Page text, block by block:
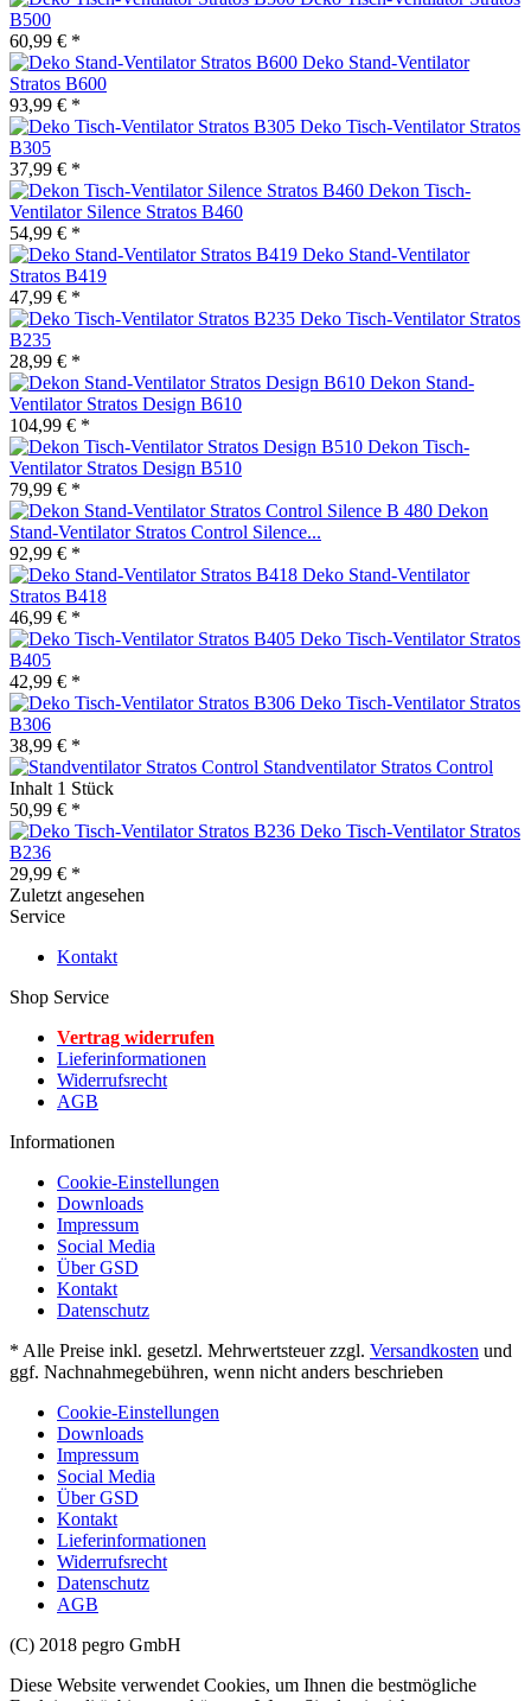
B500
60,99 € *
Deko Stand-Ventilator
Stratos B600
93,99 € *
Deko Tisch-Ventilator Stratos
B305
37,99 € *
Dekon Tisch-
Ventilator Silence Stratos B460
54,99 € *
Deko Stand-Ventilator
Stratos B419
47,99 € *
Deko Tisch-Ventilator Stratos
B235
28,99 € *
Dekon Stand-
Ventilator Stratos Design B610
104,99 € *
Dekon Tisch-
Ventilator Stratos Design B510
79,99 € *
Dekon
Stand-Ventilator Stratos Control Silence...
92,99 € *
Deko Stand-Ventilator
Stratos B418
46,99 € *
Deko Tisch-Ventilator Stratos
B405
42,99 € *
Deko Tisch-Ventilator Stratos
B306
38,99 € *
Standventilator Stratos Control
Inhalt 1 Stück
50,99 € *
Deko Tisch-Ventilator Stratos
B236
29,99 € *
Zuletzt angesehen
Service
Kontakt
Shop Service
Vertrag widerrufen
Lieferinformationen
Widerrufsrecht
AGB
Informationen
Cookie-Einstellungen
Downloads
Impressum
Social Media
Über GSD
Kontakt
Datenschutz
* Alle Preise inkl. gesetzl. Mehrwertsteuer zzgl. Versandkosten und
ggf. Nachnahmegebühren, wenn nicht anders beschrieben
Cookie-Einstellungen
Downloads
Impressum
Social Media
Über GSD
Kontakt
Lieferinformationen
Widerrufsrecht
Datenschutz
AGB
(C) 2018 pegro GmbH
Diese Website verwendet Cookies, um Ihnen die bestmögliche